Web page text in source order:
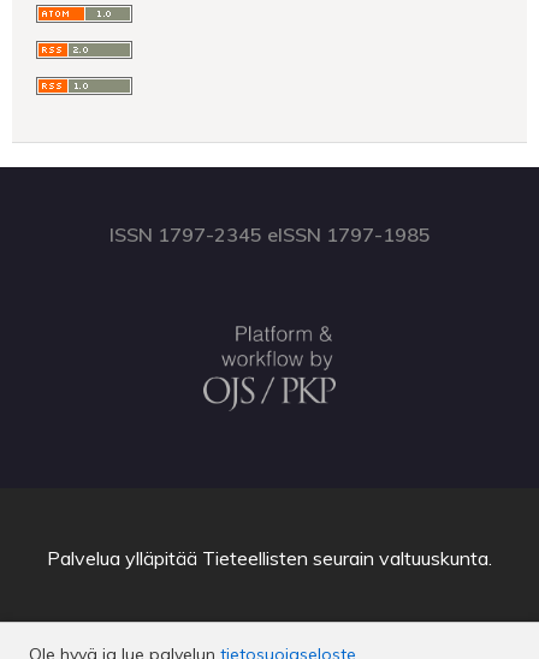
ISSN 1797-2345 eISSN 1797-1985
Ole hyvä ja lue palvelun tietosuojaseloste
Palvelua ylläpitää Tieteellisten seurain valtuuskunta.